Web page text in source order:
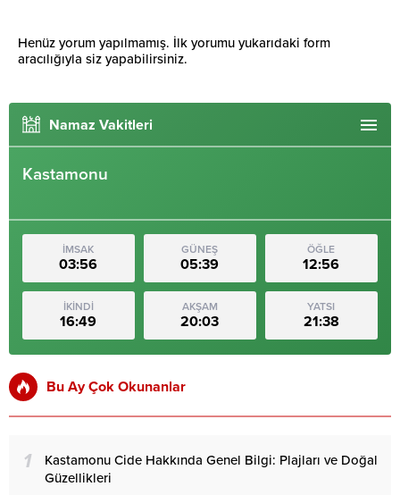
Henüz yorum yapılmamış. İlk yorumu yukarıdaki form
aracılığıyla siz yapabilirsiniz.
Namaz Vakitleri
Kastamonu
İMSAK
03:56
GÜNEŞ
05:39
ÖĞLE
12:56
İKİNDİ
16:49
AKŞAM
20:03
YATSI
21:38
Bu Ay Çok Okunanlar
1
Kastamonu Cide Hakkında Genel Bilgi: Plajları ve Doğal
Güzellikleri